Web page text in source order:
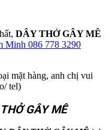
DÂY THỞ GÂY MÊ
Minh 086 778 3290
mặt hàng, anh chị vui
tel)
GÂY MÊ